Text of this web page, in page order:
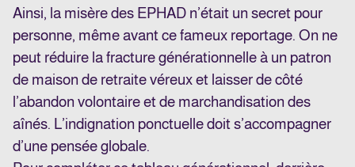
Ainsi, la misère des EPHAD n’était un secret pour
personne, même avant ce fameux reportage. On ne
peut réduire la fracture générationnelle à un patron
de maison de retraite véreux et laisser de côté
l’abandon volontaire et de marchandisation des
aînés. L’indignation ponctuelle doit s’accompagner
d’une pensée globale.